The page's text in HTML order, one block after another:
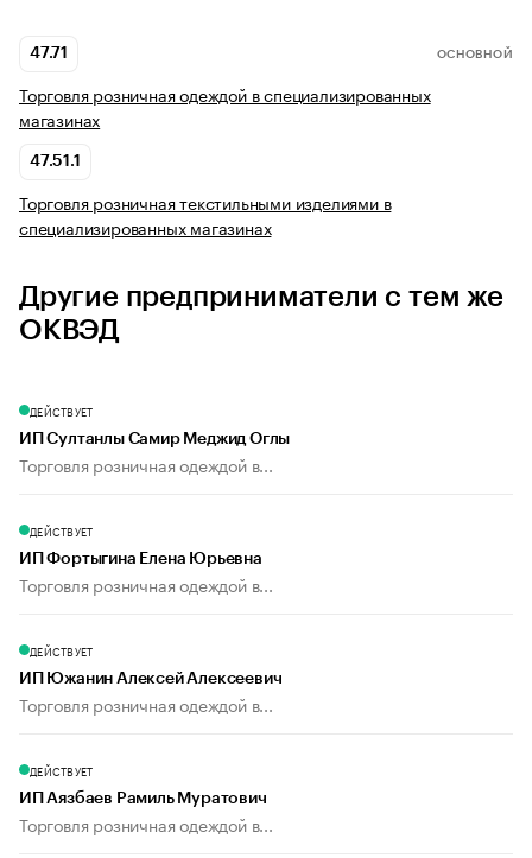
47.71 ОСНОВНОЙ
Торговля розничная одеждой в специализированных
магазинах
47.51.1
Торговля розничная текстильными изделиями в
специализированных магазинах
Другие предприниматели с тем же
ОКВЭД
ДЕЙСТВУЕТ
ИП Султанлы Самир Меджид Оглы
Торговля розничная одеждой в...
ДЕЙСТВУЕТ
ИП Фортыгина Елена Юрьевна
Торговля розничная одеждой в...
ДЕЙСТВУЕТ
ИП Южанин Алексей Алексеевич
Торговля розничная одеждой в...
ДЕЙСТВУЕТ
ИП Аязбаев Рамиль Муратович
Торговля розничная одеждой в...